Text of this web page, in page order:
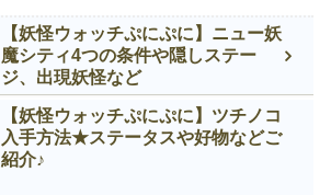
【妖怪ウォッチぷにぷに】ニュー妖
魔シティ4つの条件や隠しステー
ジ、出現妖怪など
【妖怪ウォッチぷにぷに】ツチノコ
入手方法★ステータスや好物などご
紹介♪